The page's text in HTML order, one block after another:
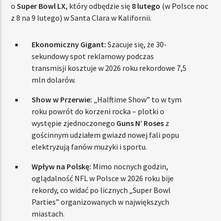
oSuper Bowl LX, który odbędzie się 8 lutego (w Polsce noc
z 8 na 9 lutego) w Santa Clara w Kalifornii.
Ekonomiczny Gigant: Szacuje się, że 30-
sekundowy spot reklamowy podczas
transmisji kosztuje w 2026 roku rekordowe 7,5
mln dolarów.
Show w Przerwie: „Halftime Show” to w tym
roku powrót do korzeni rocka – plotki o
występie zjednoczonego Guns N’ Roses z
gościnnym udziałem gwiazd nowej fali popu
elektryzują fanów muzyki i sportu.
Wpływ na Polskę: Mimo nocnych godzin,
oglądalność NFL w Polsce w 2026 roku bije
rekordy, co widać po licznych „Super Bowl
Parties” organizowanych w największych
miastach.